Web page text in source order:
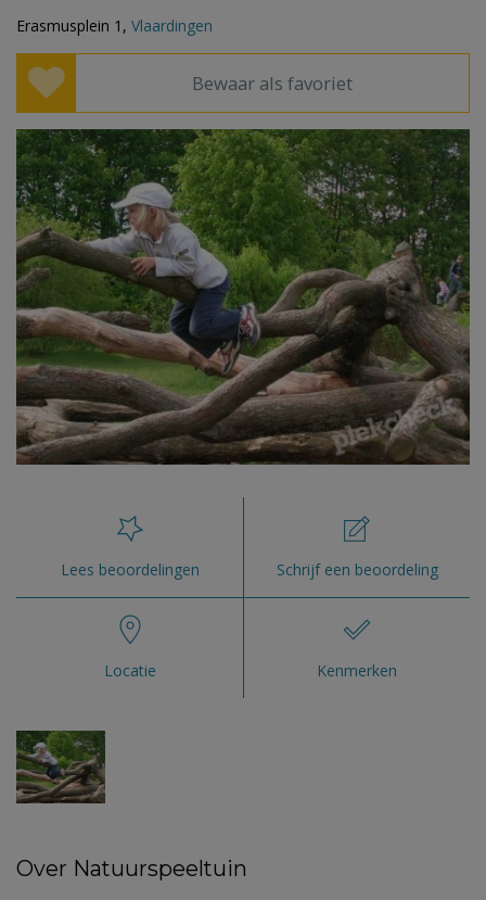
Erasmusplein 1, Vlaardingen
Bewaar als favoriet
Lees beoordelingen Schrijf een beoordeling
Locatie Kenmerken
Over Natuurspeeltuin